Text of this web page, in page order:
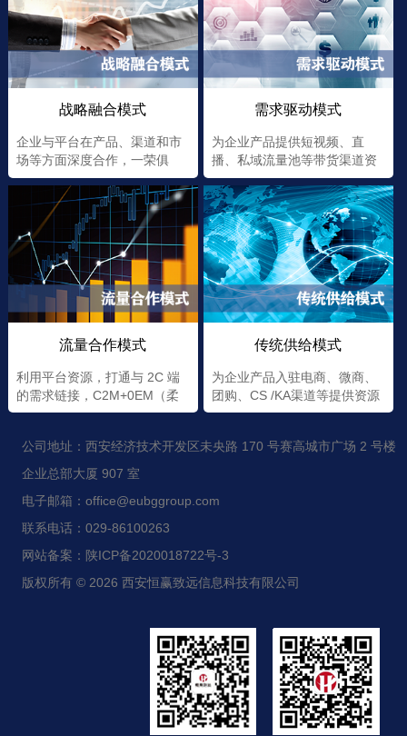
战略融合模式
企业与平台在产品、渠道和市
场等方面深度合作，一荣俱
荣，一损俱损
需求驱动模式
为企业产品提供短视频、直
播、私域流量池等带货渠道资
源
流量合作模式
利用平台资源，打通与 2C 端
的需求链接，C2M+0EM（柔
性+定制）
传统供给模式
为企业产品入驻电商、微商、
团购、CS /KA渠道等提供资源
公司地址：西安经济技术开发区未央路 170 号赛高城市广场 2 号楼
企业总部大厦 907 室
电子邮箱：office@eubggroup.com
联系电话：029-86100263
网站备案：陕ICP备2020018722号-3
版权所有 © 2026 西安恒赢致远信息科技有限公司